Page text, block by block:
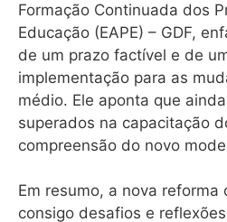
Formação Continuada dos
Educação (EAPE) – GDF,
de um prazo factível e de
implementação para as
médio. Ele aponta que
superados na capacitação
compreensão do novo
Em resumo, a nova
consigo desafios e